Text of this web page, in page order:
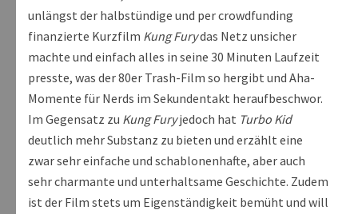
unlängst der halbstündige und per crowdfunding
finanzierte Kurzfilm Kung Furydas Netz unsicher
machte und einfach alles in seine 30 Minuten Laufzeit
presste, was der 80er Trash-Film so hergibt und Aha-
Momente für Nerds im Sekundentakt heraufbeschwor.
Im Gegensatz zu Kung Furyjedoch hat Turbo Kid
deutlich mehr Substanz zu bieten und erzählt eine
zwar sehr einfache und schablonenhafte, aber auch
sehr charmante und unterhaltsame Geschichte. Zudem
ist der Film stets um Eigenständigkeit bemüht und will